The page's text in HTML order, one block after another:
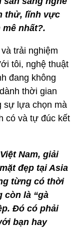
thử, lĩnh vực
nhất?.
trải nghiệm
tôi, nghệ thuật
đang không
thời gian
sự lựa chọn mà
có và tự đúc kết
Nam, giải
đẹp tại Asia
từng có thời
còn là “gà
Đó có phải
bạn hay